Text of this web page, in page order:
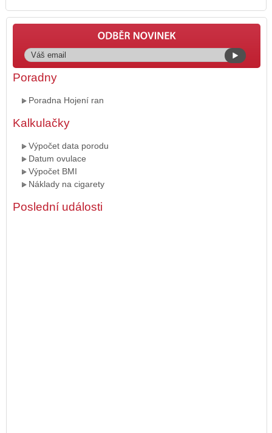
Poradny
Poradna Hojení ran
Kalkulačky
Výpočet data porodu
Datum ovulace
Výpočet BMI
Náklady na cigarety
Poslední události